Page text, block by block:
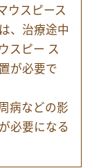
ウスピース
、治療途中
スピー ス
が必要で
病などの影
必要になる